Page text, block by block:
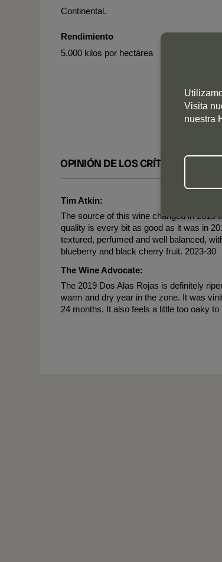
Continental.
Rendimiento
5.000 kilos por hectárea
OPINIÓN DE LOS CRÍTICOS
Tim Atkin:
The source of this wine changed in 2019
quality is every bit as good as it was in
textured, perfumed and well balanced,
blueberry and black cherry fruit. 2023-30
The Wine Advocate:
The 2019 Dos Alas Rojas is definitely
warm and dry year in the zone. It was
24 months. It also feels a little too oaky
Visita
nuestra